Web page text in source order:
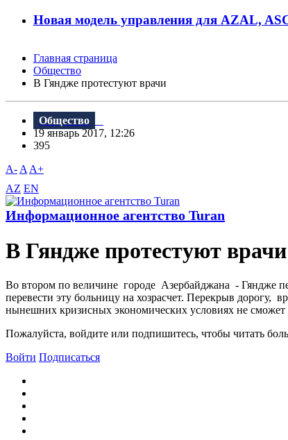
Новая модель управления для AZAL,
Главная страница
Общество
В Гяндже протестуют врачи
Общество
19 январь 2017, 12:26
395
A- A A+
AZ EN
Информационное агентство Turan
В Гяндже протестуют врачи
Во втором по величине городе Азербайджана - Гяндже
перевести эту больницу на хозрасчет. Перекрыв дорогу,
нынешних кризисных экономических условиях не сможет
Пожалуйста, войдите или подпишитесь, чтобы читать
Войти Подписаться